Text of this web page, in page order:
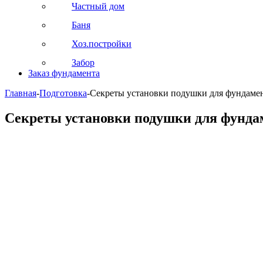
Частный дом
Баня
Хоз.постройки
Забор
Заказ фундамента
Главная-Подготовка-Секреты установки подушки для
Секреты установки подушки для